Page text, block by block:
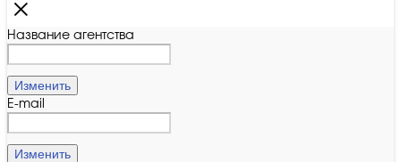
Название агентства
Изменить
E-mail
Изменить